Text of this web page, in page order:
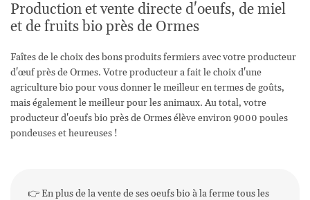
Production et vente directe d'oeufs, de miel
et de fruits bio près de Ormes
Faîtes de le choix des bons produits fermiers avec votre producteur
d'œuf près de Ormes. Votre producteur a fait le choix d'une
agriculture bio pour vous donner le meilleur en termes de goûts,
mais également le meilleur pour les animaux. Au total, votre
producteur d'oeufs bio près de Ormes élève environ 9000 poules
pondeuses et heureuses !
👉 En plus de la vente de ses oeufs bio à la ferme tous les